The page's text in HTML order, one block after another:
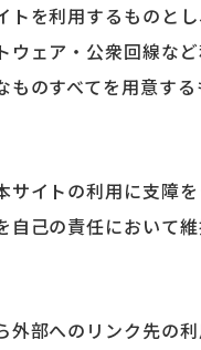
トを利用するものと
ウェア・公衆回線な
ものすべてを用意す
サイトの利用に支障
自己の責任において
外部へのリンク先の